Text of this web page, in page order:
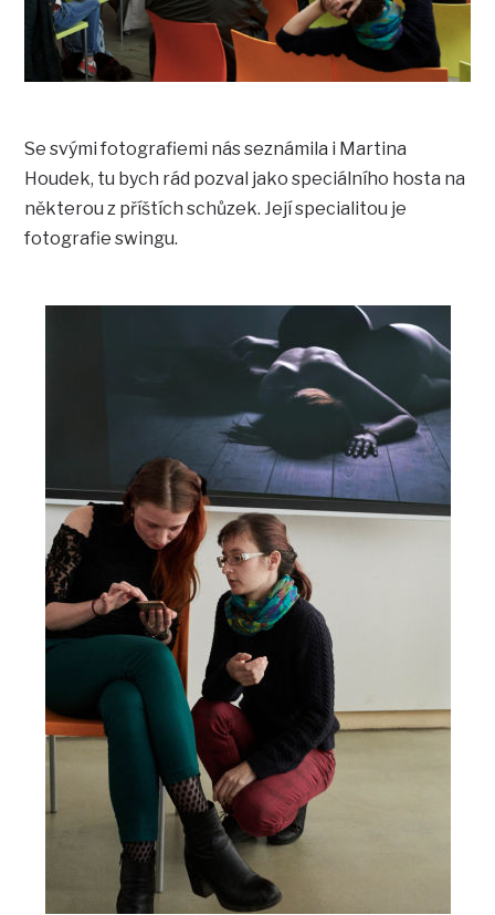
Se svými fotografiemi nás seznámila i Martina
Houdek, tu bych rád pozval jako speciálního hosta na
některou z příštích schůzek. Její specialitou je
fotografie swingu.